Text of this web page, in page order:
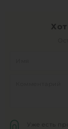
Уже есть